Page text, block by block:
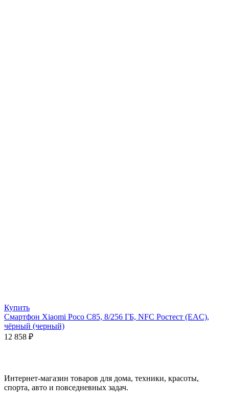
Купить
Смартфон Xiaomi Poco C85, 8/256 ГБ, NFC Ростест (EAC),
чёрный (черный)
12 858 ₽
Интернет-магазин товаров для дома, техники, красоты,
спорта, авто и повседневных задач.